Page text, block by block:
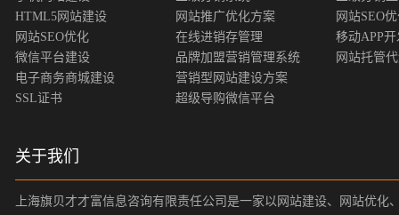
HTML5网站建设
网站SEO优化
微信平台建设
电子商务商城建设
SSL证书
网站推广优化方案
在线进销存管理
品牌加盟营销管理系统
营销型网站建设方案
超级导购微信平台
网站SEO
移动APP开
网站托管
关于我们
上海旗贝才才富信息咨询有限责任公司是一家以网站建设、网站优